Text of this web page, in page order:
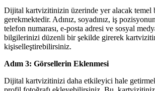
Dijital kartvizitinizin üzerinde yer alacak temel
gerekmektedir. Adınız, soyadınız, iş
telefon numarası, e-posta adresi ve sosyal
bilgilerinizi düzenli bir şekilde girerek
kişiselleştirebilirsiniz.
Adım 3: Görsellerin Eklenmesi
Dijital kartvizitinizi daha etkileyici hale